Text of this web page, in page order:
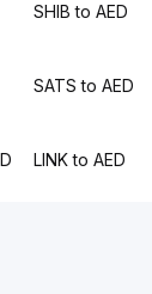
SHIB to AED
SATS to AED
LINK to AED